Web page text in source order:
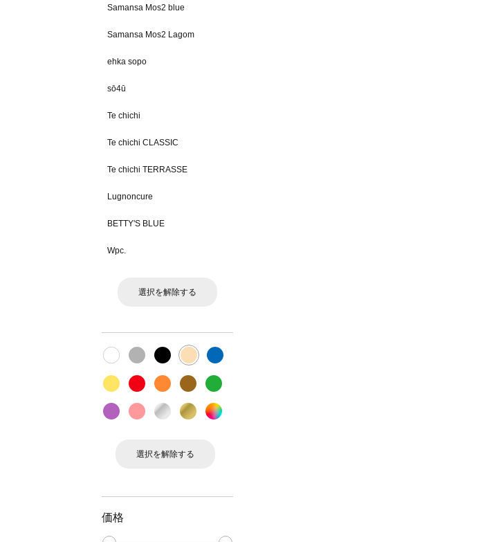
Samansa Mos2 blue
Samansa Mos2 Lagom
ehka sopo
sō4ū
Te chichi
Te chichi CLASSIC
Te chichi TERRASSE
Lugnoncure
BETTY'S BLUE
Wpc.
選択を解除する
選択を解除する
価格